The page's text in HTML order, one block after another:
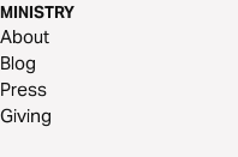
MINISTRY
About
Blog
Press
Giving